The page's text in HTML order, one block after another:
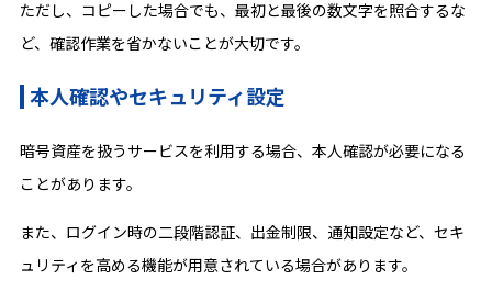
ただし、コピーした場合でも、最初と最後の数文字を照合するな
ど、確認作業を省かないことが大切です。
本人確認やセキュリティ設定
暗号資産を扱うサービスを利用する場合、本人確認が必要になる
ことがあります。
また、ログイン時の二段階認証、出金制限、通知設定など、セキ
ュリティを高める機能が用意されている場合があります。